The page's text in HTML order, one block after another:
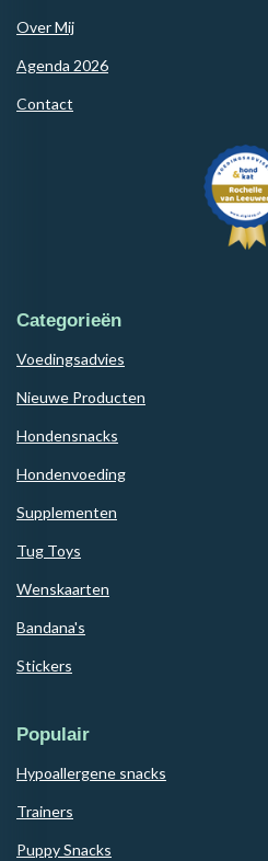
Over Mij
Agenda 2026
Contact
Categorieën
Voedingsadvies
Nieuwe Producten
Hondensnacks
Hondenvoeding
Supplementen
Tug Toys
Wenskaarten
Bandana's
Stickers
Populair
Hypoallergene snacks
Trainers
Puppy Snacks